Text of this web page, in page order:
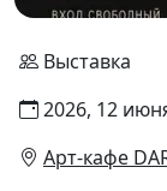
Выставка
2026, 12
Арт-кафе